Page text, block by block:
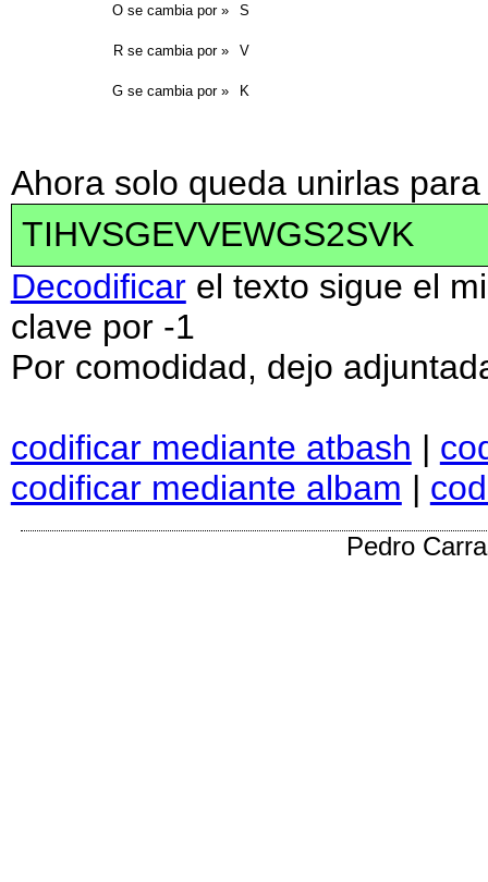
O se cambia por » S
R se cambia por » V
G se cambia por » K
Ahora solo queda unirlas
TIHVSGEVVEWGS2SVK
Decodificarel texto sigue el
clave por -1
Por comodidad, dejo
codificar mediante atbash |
codificar mediante albam |
Pedro